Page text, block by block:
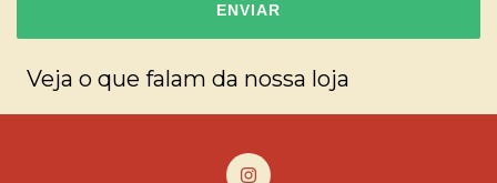
ENVIAR
Veja o que falam da nossa loja